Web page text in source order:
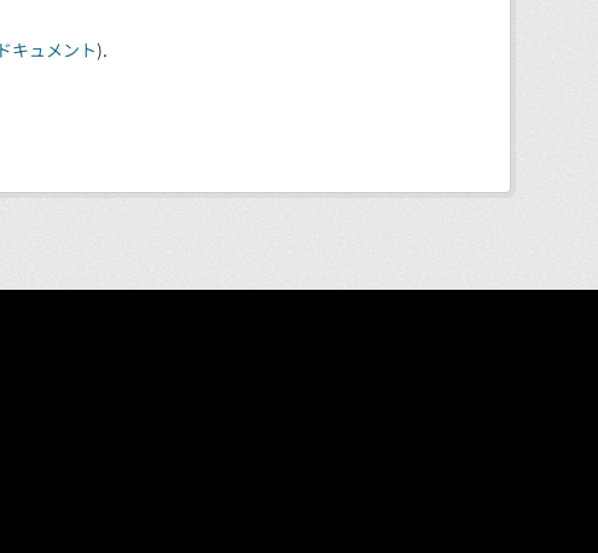
キュメント).